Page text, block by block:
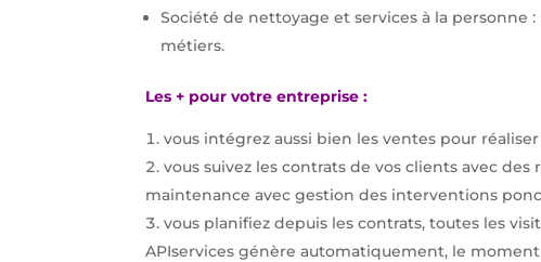
Société de nettoyage et services à la personne
métiers.
Les + pour votre entreprise :
vous intégrez aussi bien les ventes pour
vous suivez les contrats de vos clients avec
maintenance avec gestion des interventions
vous planifiez depuis les contrats, toutes les
APIservices génère automatiquement, le